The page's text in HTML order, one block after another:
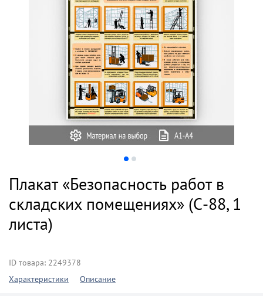
Плакат «Безопасность работ в
складских помещениях» (С-88, 1
листа)
ID товара: 2249378
Характеристики
Описание